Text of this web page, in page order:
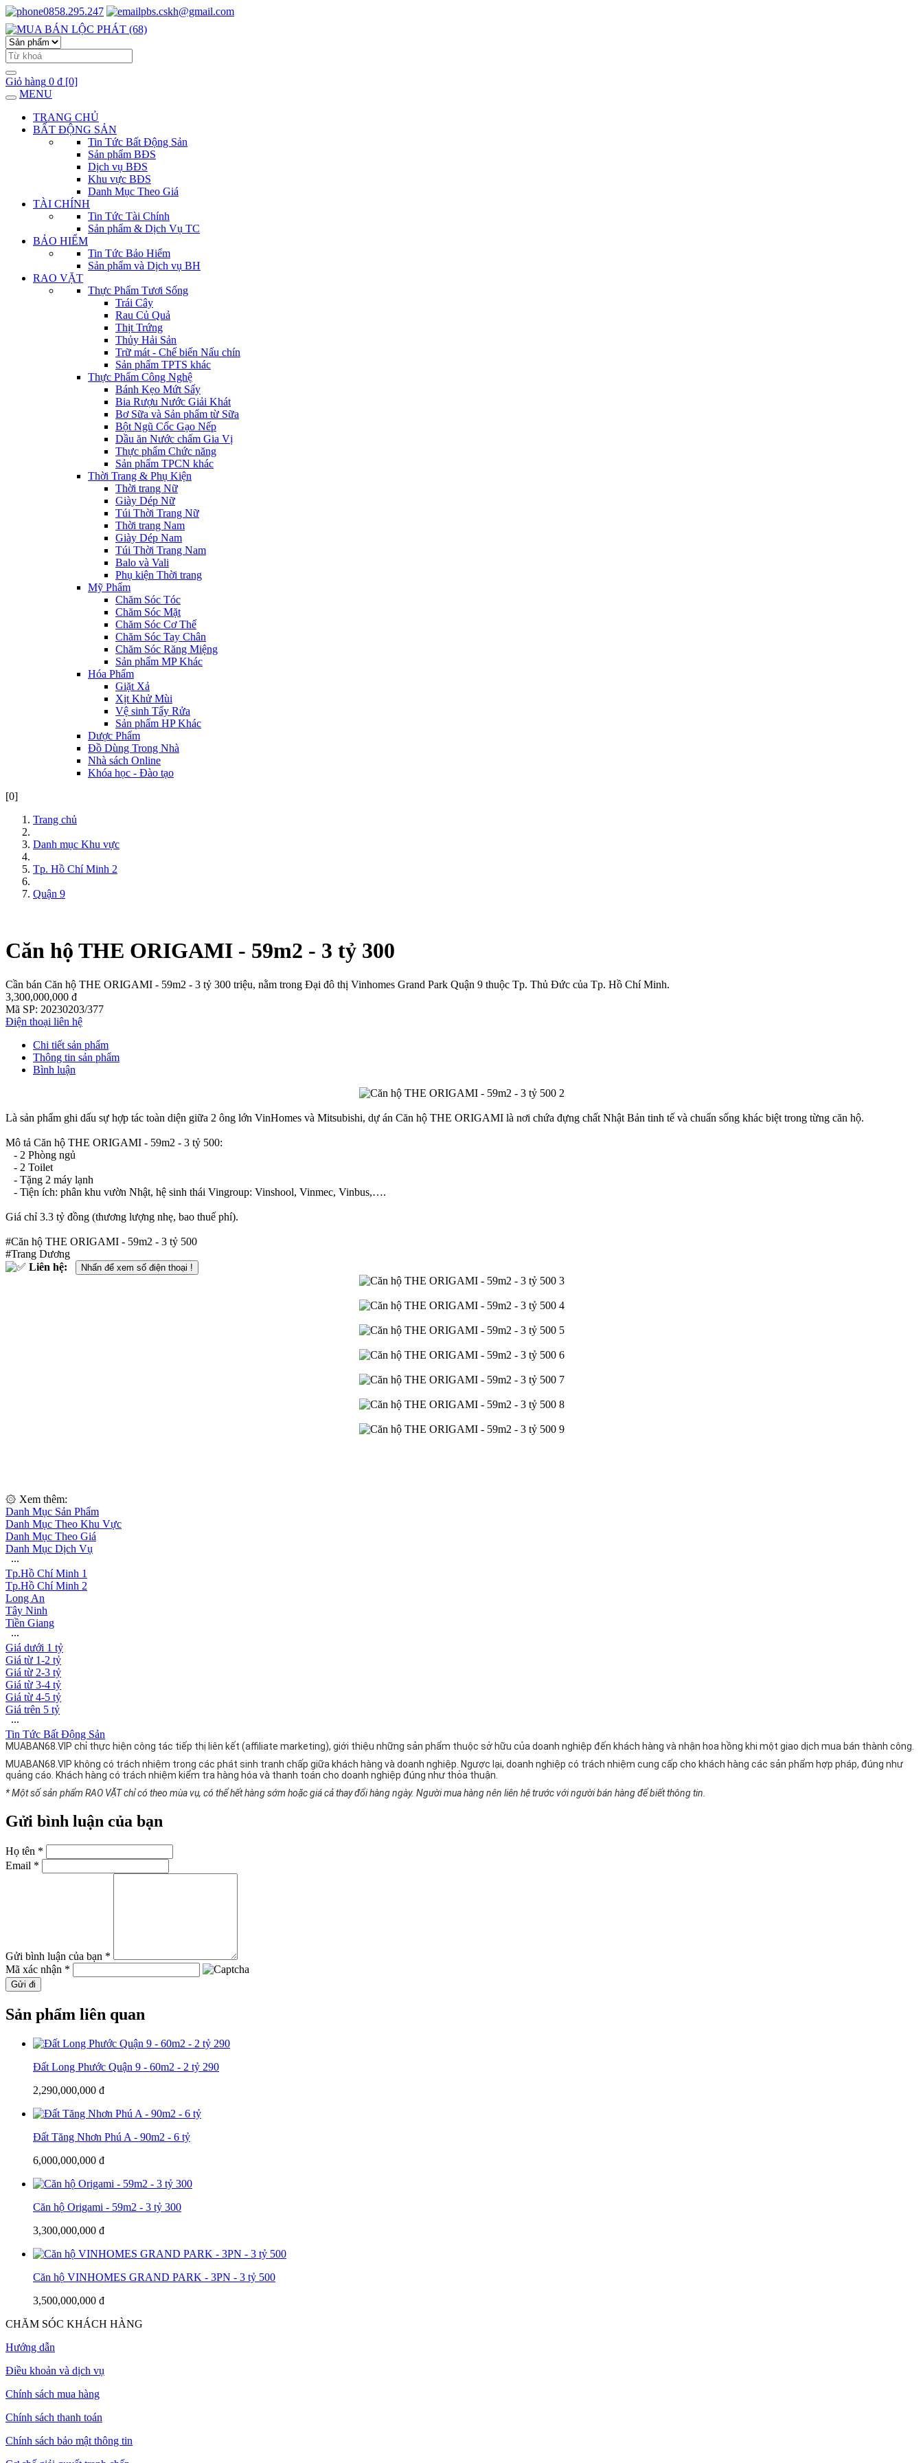
0858.295.247 pbs.cskh@gmail.com
Giỏ hàng 0 đ [0]
MENU
TRANG CHỦ
BẤT ĐỘNG SẢN
Tin Tức Bất Động Sản
Sản phẩm BĐS
Dịch vụ BĐS
Khu vực BĐS
Danh Mục Theo Giá
TÀI CHÍNH
Tin Tức Tài Chính
Sản phẩm & Dịch Vụ TC
BẢO HIỂM
Tin Tức Bảo Hiểm
Sản phẩm và Dịch vụ BH
RAO VẶT
Thực Phẩm Tươi Sống
Trái Cây
Rau Củ Quả
Thịt Trứng
Thủy Hải Sản
Trữ mát - Chế biến Nấu chín
Sản phẩm TPTS khác
Thực Phẩm Công Nghệ
Bánh Kẹo Mứt Sấy
Bia Rượu Nước Giải Khát
Bơ Sữa và Sản phẩm từ Sữa
Bột Ngũ Cốc Gạo Nếp
Dầu ăn Nước chấm Gia Vị
Thực phẩm Chức năng
Sản phẩm TPCN khác
Thời Trang & Phụ Kiện
Thời trang Nữ
Giày Dép Nữ
Túi Thời Trang Nữ
Thời trang Nam
Giày Dép Nam
Túi Thời Trang Nam
Balo và Vali
Phụ kiện Thời trang
Mỹ Phẩm
Chăm Sóc Tóc
Chăm Sóc Mặt
Chăm Sóc Cơ Thể
Chăm Sóc Tay Chân
Chăm Sóc Răng Miệng
Sản phẩm MP Khác
Hóa Phẩm
Giặt Xả
Xịt Khử Mùi
Vệ sinh Tẩy Rửa
Sản phẩm HP Khác
Dược Phẩm
Đồ Dùng Trong Nhà
Nhà sách Online
Khóa học - Đào tạo
[0]
Trang chủ
Danh mục Khu vực
Tp. Hồ Chí Minh 2
Quận 9
Căn hộ THE ORIGAMI - 59m2 - 3 tỷ 300
Cần bán Căn hộ THE ORIGAMI - 59m2 - 3 tỷ 300 triệu, nằm trong Đại đô thị Vinhomes Grand Park Quận 9 thuộc Tp. Thủ Đức của Tp. Hồ Chí Minh.
3,300,000,000 đ
Mã SP: 20230203/377
Điện thoại liên hệ
Chi tiết sản phẩm
Thông tin sản phẩm
Bình luận
Là sản phẩm ghi dấu sự hợp tác toàn diện giữa 2 ông lớn VinHomes và Mitsubishi, dự án Căn hộ THE ORIGAMI là nơi chứa đựng chất Nhật Bản tinh tế và chuẩn sống khác biệt trong từng căn hộ.
Mô tả Căn hộ THE ORIGAMI - 59m2 - 3 tỷ 500:
- 2 Phòng ngủ
- 2 Toilet
- Tặng 2 máy lạnh
- Tiện ích: phân khu vườn Nhật, hệ sinh thái Vingroup: Vinshool, Vinmec, Vinbus,….
Giá chỉ 3.3 tỷ đồng (thương lượng nhẹ, bao thuế phí).
#Căn hộ THE ORIGAMI - 59m2 - 3 tỷ 500
#Trang Dương
Liên hệ:
Nhấn để xem số điện thoại !
۞ Xem thêm:
Danh Mục Sản Phẩm
Danh Mục Theo Khu Vực
Danh Mục Theo Giá
Danh Mục Dịch Vụ
∙∙∙
Tp.Hồ Chí Minh 1
Tp.Hồ Chí Minh 2
Long An
Tây Ninh
Tiền Giang
∙∙∙
Giá dưới 1 tỷ
Giá từ 1-2 tỷ
Giá từ 2-3 tỷ
Giá từ 3-4 tỷ
Giá từ 4-5 tỷ
Giá trên 5 tỷ
∙∙∙
Tin Tức Bất Động Sản
MUABAN68.VIP chỉ thực hiện công tác tiếp thị liên kết (affiliate marketing), giới thiệu những sản phẩm thuộc sở hữu của doanh nghiệp đến khách hàng và nhận hoa hồng khi một giao dịch mua bán thành công.
MUABAN68.VIP không có trách nhiệm trong các phát sinh tranh chấp giữa khách hàng và doanh nghiệp. Ngược lại, doanh nghiệp có trách nhiệm cung cấp cho khách hàng các sản phẩm hợp pháp, đúng như
quảng cáo. Khách hàng có trách nhiệm kiểm tra hàng hóa và thanh toán cho doanh nghiệp đúng như thỏa thuận.
* Một số sản phẩm RAO VẶT chỉ có theo mùa vụ, có thể hết hàng sớm hoặc giá cả thay đổi hàng ngày. Người mua hàng nên liên hệ trước với người bán hàng để biết thông tin.
Gửi bình luận của bạn
Họ tên *
Email *
Gửi bình luận của bạn *
Mã xác nhận *
Gửi đi
Sản phẩm liên quan
Đất Long Phước Quận 9 - 60m2 - 2 tỷ 290
2,290,000,000 đ
Đất Tăng Nhơn Phú A - 90m2 - 6 tỷ
6,000,000,000 đ
Căn hộ Origami - 59m2 - 3 tỷ 300
3,300,000,000 đ
Căn hộ VINHOMES GRAND PARK - 3PN - 3 tỷ 500
3,500,000,000 đ
CHĂM SÓC KHÁCH HÀNG
Hướng dẫn
Điều khoản và dịch vụ
Chính sách mua hàng
Chính sách thanh toán
Chính sách bảo mật thông tin